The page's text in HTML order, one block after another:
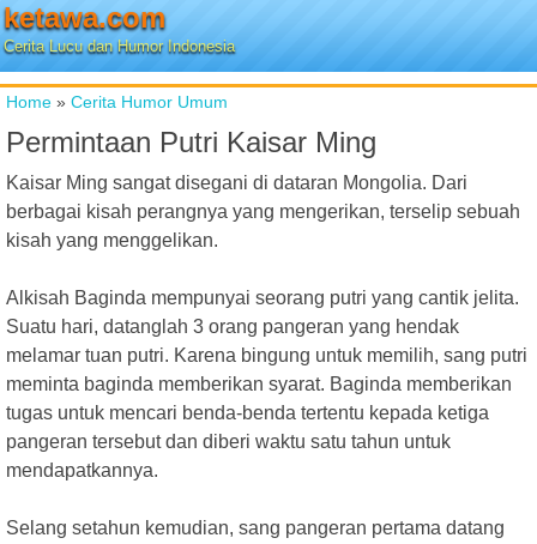
ketawa.com
Cerita Lucu dan Humor Indonesia
Home » Cerita Humor Umum
Permintaan Putri Kaisar Ming
Kaisar Ming sangat disegani di dataran Mongolia. Dari
berbagai kisah perangnya yang mengerikan, terselip sebuah
kisah yang menggelikan.
Alkisah Baginda mempunyai seorang putri yang cantik jelita.
Suatu hari, datanglah 3 orang pangeran yang hendak
melamar tuan putri. Karena bingung untuk memilih, sang putri
meminta baginda memberikan syarat. Baginda memberikan
tugas untuk mencari benda-benda tertentu kepada ketiga
pangeran tersebut dan diberi waktu satu tahun untuk
mendapatkannya.
Selang setahun kemudian, sang pangeran pertama datang